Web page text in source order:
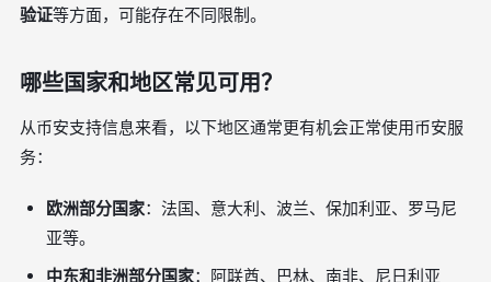
验证等方面，可能存在不同限制。
哪些国家和地区常见可用？
从币安支持信息来看，以下地区通常更有机会正常使用币安服
务：
欧洲部分国家：法国、意大利、波兰、保加利亚、罗马尼
亚等。
中东和非洲部分国家：阿联酋、巴林、南非、尼日利亚